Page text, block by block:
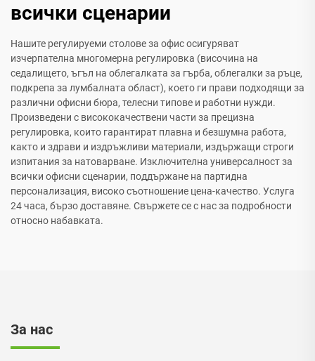
всички сценарии
Нашите регулируеми столове за офис осигуряват
изчерпателна многомерна регулировка (височина на
седалището, ъгъл на облегалката за гърба, облегалки за ръце,
подкрепа за лумбалната област), което ги прави подходящи за
различни офисни бюра, телесни типове и работни нужди.
Произведени с висококачествени части за прецизна
регулировка, които гарантират плавна и безшумна работа,
както и здрави и издръжливи материали, издържащи строги
изпитания за натоварване. Изключителна универсалност за
всички офисни сценарии, поддържане на партидна
персонализация, високо съотношение цена-качество. Услуга
24 часа, бързо доставяне. Свържете се с нас за подробности
относно набавката.
За нас